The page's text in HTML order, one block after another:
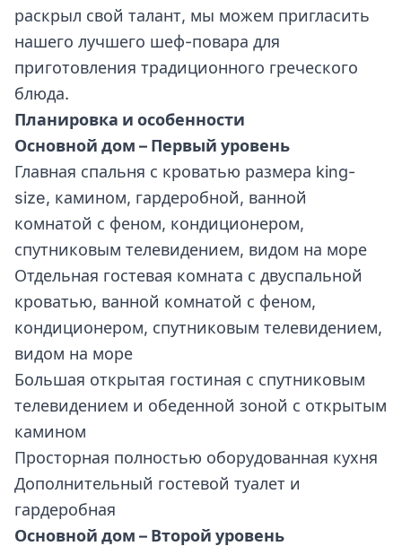
раскрыл свой талант, мы можем пригласить
нашего лучшего шеф-повара для
приготовления традиционного греческого
блюда.
Планировка и особенности
Основной дом – Первый уровень
Главная спальня с кроватью размера king-
size, камином, гардеробной, ванной
комнатой с феном, кондиционером,
спутниковым телевидением, видом на море
Отдельная гостевая комната с двуспальной
кроватью, ванной комнатой с феном,
кондиционером, спутниковым телевидением,
видом на море
Большая открытая гостиная с спутниковым
телевидением и обеденной зоной с открытым
камином
Просторная полностью оборудованная кухня
Дополнительный гостевой туалет и
гардеробная
Основной дом – Второй уровень